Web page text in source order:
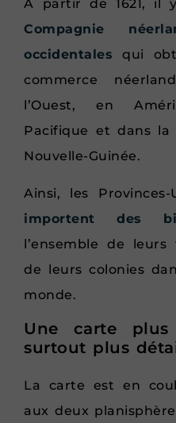
À partir de 1621, il
Compagnie
occidentales qui
commerce
l’Ouest, en
Pacifique et dans
Nouvelle-Guinée.
Ainsi, les
importent des
l’ensemble de
de leurs colonies
monde.
Une carte plus
surtout plus
La carte est en
aux deux